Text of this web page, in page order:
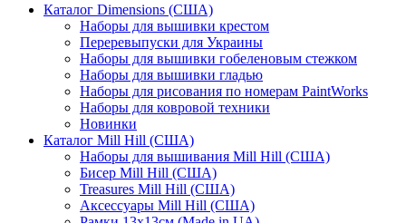
Каталог Dimensions (США)
Наборы для вышивки крестом
Переревыпуски для Украины
Наборы для вышивки гобеленовым стежком
Наборы для вышивки гладью
Наборы для рисования по номерам PaintWorks
Наборы для ковровой техники
Новинки
Каталог Mill Hill (США)
Наборы для вышивания Mill Hill (США)
Бисер Mill Hill (США)
Treasures Mill Hill (США)
Аксессуары Mill Hill (США)